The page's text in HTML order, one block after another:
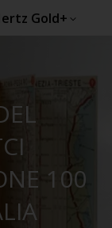
Gold+
100